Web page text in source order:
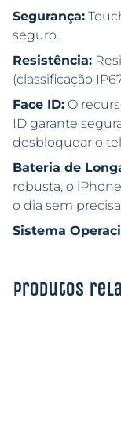
Segurança:
seguro.
Resistência:
(classificação
Face ID: O
ID garante
desbloquear o
Bateria de
robusta, o
o dia sem
Sistema
Produtos